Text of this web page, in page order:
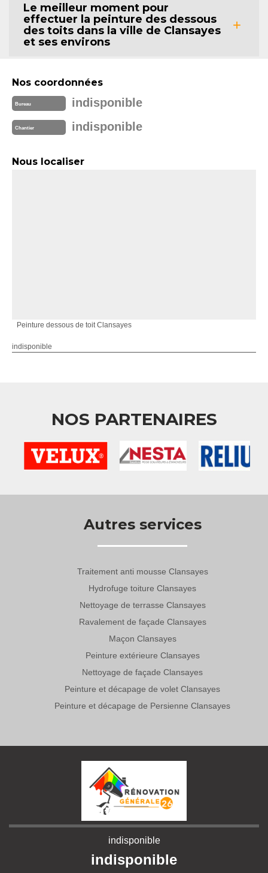
Le meilleur moment pour
effectuer la peinture des dessous
des toits dans la ville de Clansayes
et ses environs
Nos coordonnées
Bureau indisponible
Chantier indisponible
Nous localiser
Peinture dessous de toit Clansayes
indisponible
NOS PARTENAIRES
Autres services
Traitement anti mousse Clansayes
Hydrofuge toiture Clansayes
Nettoyage de terrasse Clansayes
Ravalement de façade Clansayes
Maçon Clansayes
Peinture extérieure Clansayes
Nettoyage de façade Clansayes
Peinture et décapage de volet Clansayes
Peinture et décapage de Persienne Clansayes
indisponible
indisponible